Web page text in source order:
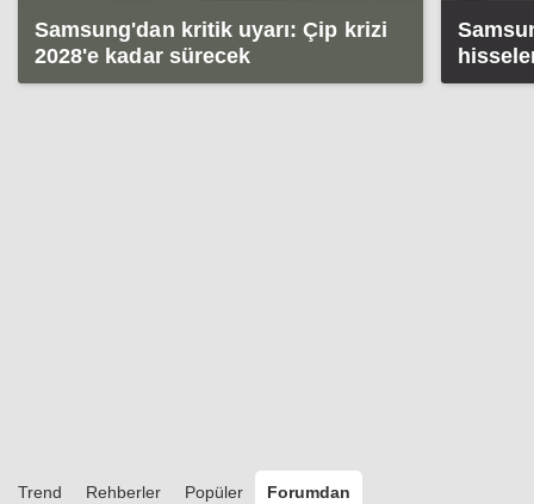
Samsung'dan kritik uyarı: Çip krizi
2028'e kadar sürecek
Trend Rehberler Popüler Forumdan